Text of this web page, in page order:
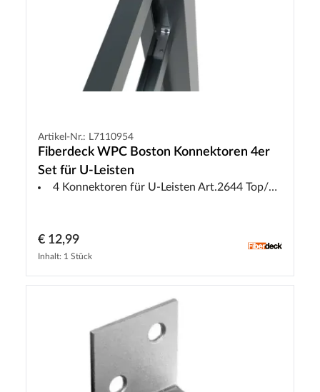
Artikel-Nr.: L7110954
Fiberdeck WPC Boston Konnektoren 4er
Set für U-Leisten
4 Konnektoren für U-Leisten Art.2644 Top/Start
€ 12,99
Inhalt: 1 Stück